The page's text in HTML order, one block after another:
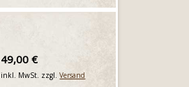
49,00 €
inkl. MwSt. zzgl.Versand